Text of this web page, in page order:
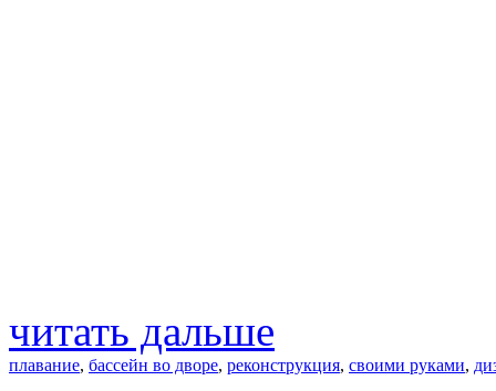
читать дальше
плавание, бассейн во дворе, реконструкция, своими руками,